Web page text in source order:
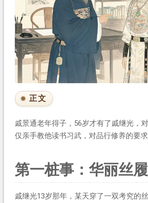
正文
戚景通老年得子，56岁才有了戚继光，
仅亲手教他读书习武，对品行修养的要求
第一桩事：华丽丝
戚继光13岁那年，某天穿了一双考究的